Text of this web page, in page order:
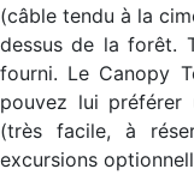
(câble tendu à la
dessus de la forêt.
fourni. Le Canopy
pouvez lui préférer
(très facile, à
excursions